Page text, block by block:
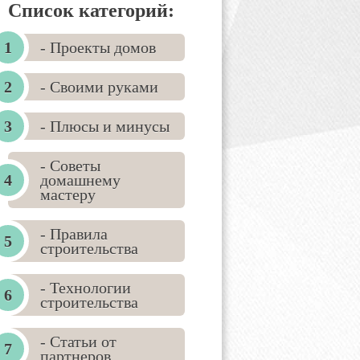
Список категорий:
- Проекты домов
- Своими руками
- Плюсы и минусы
- Советы
домашнему
мастеру
- Правила
строительства
- Технологии
строительства
- Статьи от
партнеров